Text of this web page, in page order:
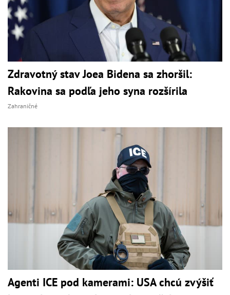
Zdravotný stav Joea Bidena sa zhoršil:
Rakovina sa podľa jeho syna rozšírila
Zahraničné
Agenti ICE pod kamerami: USA chcú zvýšiť